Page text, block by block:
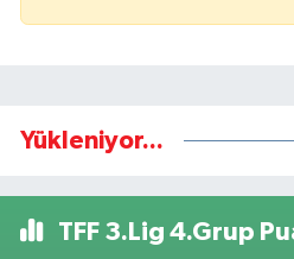
Yükleniyor...
TFF 3.Lig 4.Grup